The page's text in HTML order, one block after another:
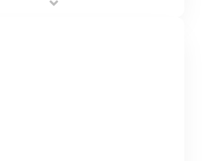
surveillance solutions.